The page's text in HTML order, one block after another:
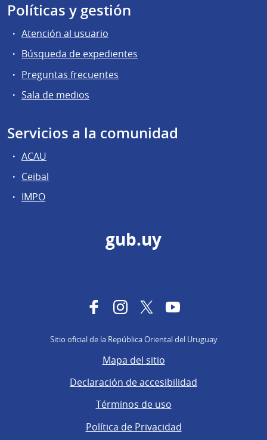
Políticas y gestión
Atención al usuario
Búsqueda de expedientes
Preguntas frecuentes
Sala de medios
Servicios a la comunidad
ACAU
Ceibal
IMPO
gub.uy
FacebookInstagram
TwitterYouTube
Sitio oficial de la República Oriental del Uruguay
Mapa del sitio
Declaración de accesibilidad
Términos de uso
Política de Privacidad